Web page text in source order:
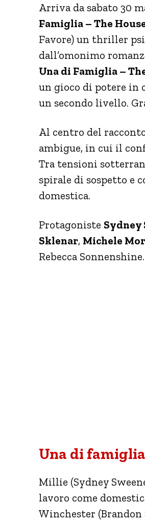
Arriva da sabato 30
Famiglia – The
Favore) un thriller
dall’omonimo
Una di Famiglia –
un gioco di potere in
un secondo livello.
Al centro del
ambigue, in cui il
Tra tensioni
spirale di sospetto e
domestica.
Protagoniste Sydney
Sklenar, Michele
Rebecca Sonnenshine.
Una di
Millie (Sydney
lavoro come
Winchester